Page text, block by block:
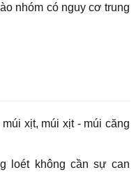
nhóm có nguy cơ trung
xịt, múi xịt - múi căng
loét không cần sự can